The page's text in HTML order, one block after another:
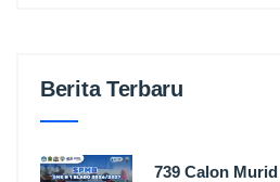
Berita Terbaru
739 Calon